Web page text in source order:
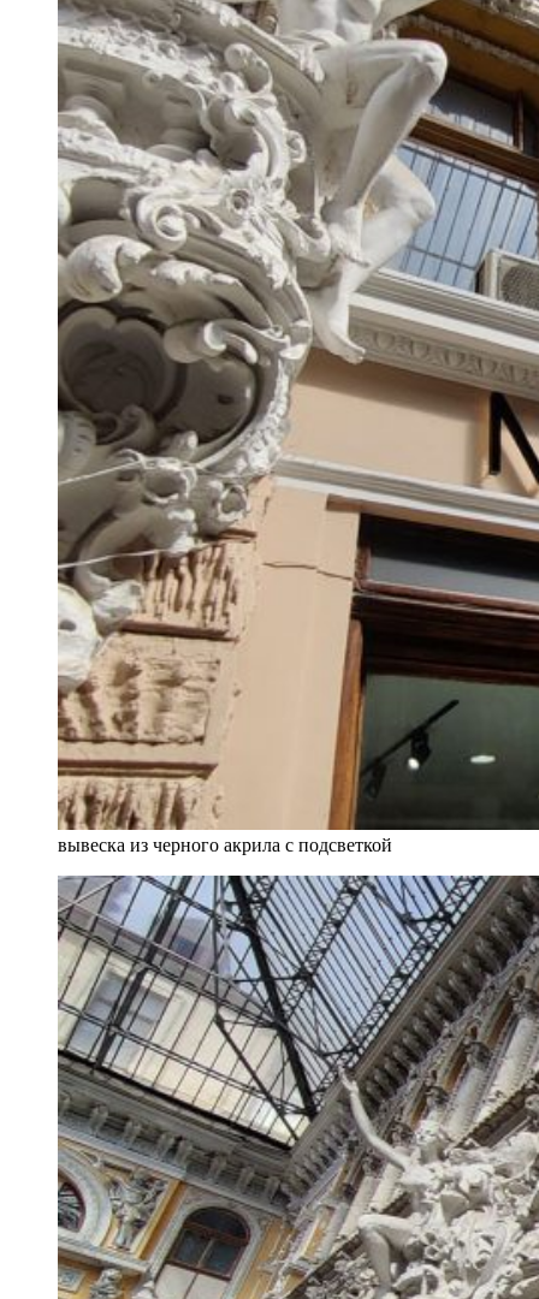
вывеска из черного акрила с подсветкой